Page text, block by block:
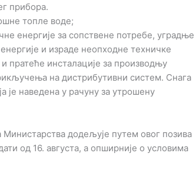
прибора.
топле воде;
енергије за сопствене потребе, уградње
и израде неопходне техничке
пратеће инсталације за производњу
на дистрибутивни систем. Снага
је наведена у рачуну за утрошену
Министарства додељује путем овог позива
од 16. августа, а опширније о условима